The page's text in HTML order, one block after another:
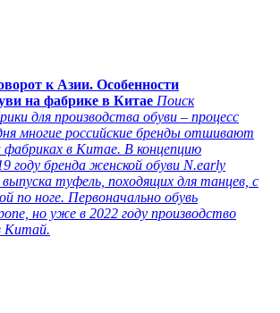
к Азии. Особенности
на фабрике в Китае Поиск
для производства обуви – процесс
многие российские бренды отшивают
фабриках в Китае. В концепцию
году бренда женской обуви N.early
выпуска туфель, походящих для танцев, с
по ноге. Первоначально обувь
но уже в 2022 году производство
Китай.